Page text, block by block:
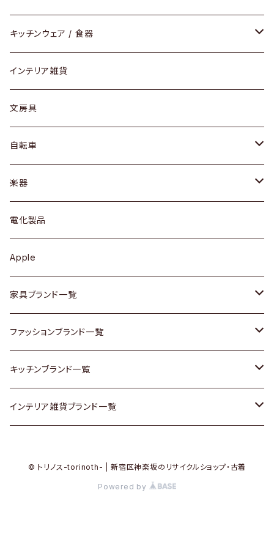
ダイニングセット / ダイニングテーブル
ローテーブル / サイドテーブル
デスク / コンソール
ドレッサー
シェルフ
キュリオケース / 飾り棚
カップボード / 食器棚
チェスト
その他家具
Vintageヴィンテージ / Antiqueアンティーク
Designers / デザイナーズ
テーブルランプ / デスクスタンド
フロアライト
アクセサリー
リング
ピアス / イヤリング
財布
バッグ
アウター
トップス
ワンピース
ボトムス
靴
スカーフ
腕時計
Vintage / ヴィンテージ
キッチンウェア / 食器
グラス / タンブラー
カップ / マグ
プレート / ボウル
カトラリー
ケトル / ティーポット
鍋 / フライパン
Vintage / ヴィンテージ
銀製品
和物 / 作家物
その他キッチン雑貨
インテリア雑貨
文房具
自転車
dahon
楽器
ギター
ベース
その他楽器
電化製品
Apple
家具ブランド一覧
ACME Furniture / アクメ ファニチャー
ACTUS / アクタス
arflex / アルフレックス
ファッションブランド一覧
agnes b / アニエス ベー
BALLY / バリー
キッチンブランド一覧
ARABIA / アラビア
インテリア雑貨ブランド一覧
© トリノス-torinoth- | 新宿区神楽坂のリサイクルショップ・古着
Powered by